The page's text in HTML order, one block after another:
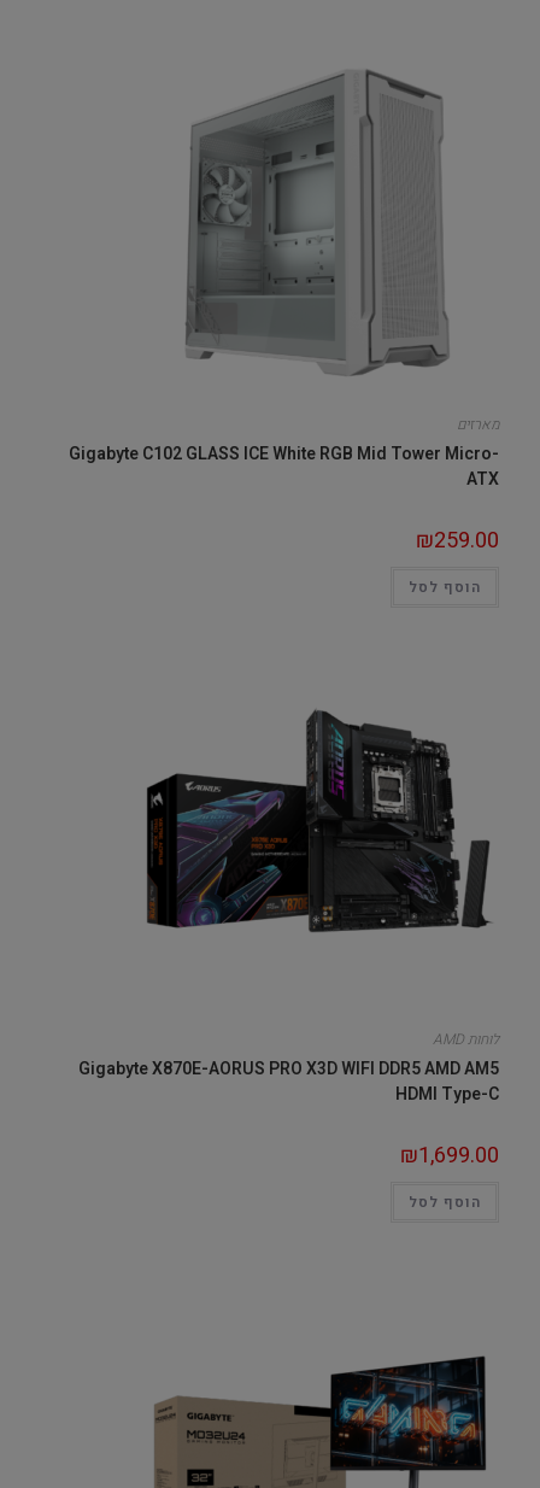
מארזים
Gigabyte C102 GLASS ICE White RGB Mid Tower Micro-
ATX
₪259.00
הוסף לסל
לוחות AMD
Gigabyte X870E-AORUS PRO X3D WIFI DDR5 AMD AM5
HDMI Type-C
₪1,699.00
הוסף לסל